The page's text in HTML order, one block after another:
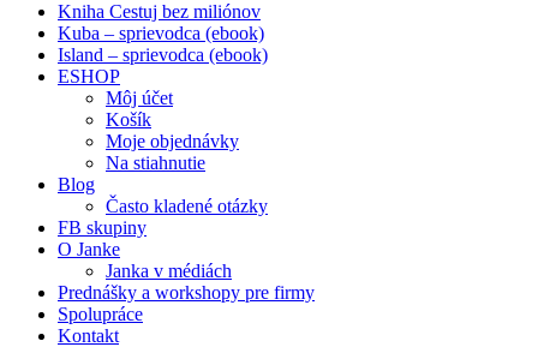
Kniha Cestuj bez miliónov
Kuba – sprievodca (ebook)
Island – sprievodca (ebook)
ESHOP
Môj účet
Košík
Moje objednávky
Na stiahnutie
Blog
Často kladené otázky
FB skupiny
O Janke
Janka v médiách
Prednášky a workshopy pre firmy
Spolupráce
Kontakt